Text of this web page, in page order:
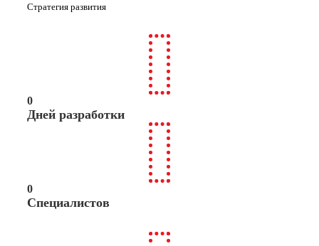
Стратегия развития
0
Дней разработки
0
Специалистов